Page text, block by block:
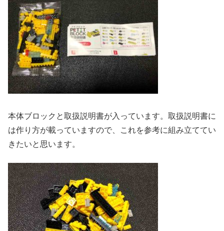
本体ブロックと取扱説明書が入っています。取扱説明書に
は作り方が載っていますので、これを参考に組み立ててい
きたいと思います。